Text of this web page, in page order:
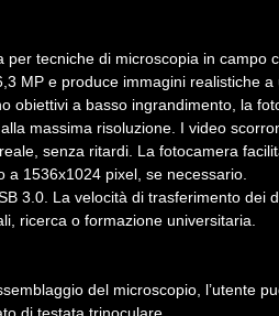
tecniche di microscopia in campo
MP e produce immagini realistiche
obiettivi a basso ingrandimento, la
massima risoluzione. I video
senza ritardi. La fotocamera
a 1536x1024 pixel, se necessario.
3.0. La velocità di trasferimento
ricerca o formazione universitaria.
del microscopio, l’utente